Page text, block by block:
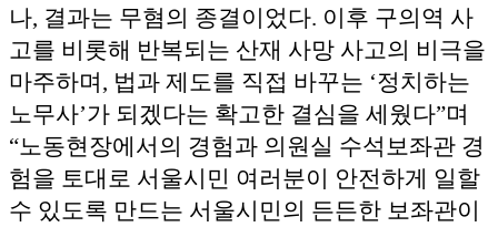
나, 결과는 무혐의 종결이었다. 이후 구의역 사
고를 비롯해 반복되는 산재 사망 사고의 비극을
마주하며, 법과 제도를 직접 바꾸는 ‘정치하는
노무사’가 되겠다는 확고한 결심을 세웠다”며
“노동현장에서의 경험과 의원실 수석보좌관 경
험을 토대로 서울시민 여러분이 안전하게 일할
수 있도록 만드는 서울시민의 든든한 보좌관이